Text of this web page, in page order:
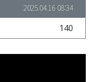
2025.04.16 08:34
140